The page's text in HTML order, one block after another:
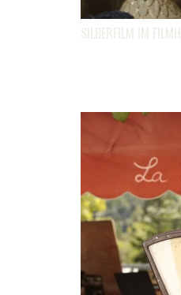
SILBERFILM IM